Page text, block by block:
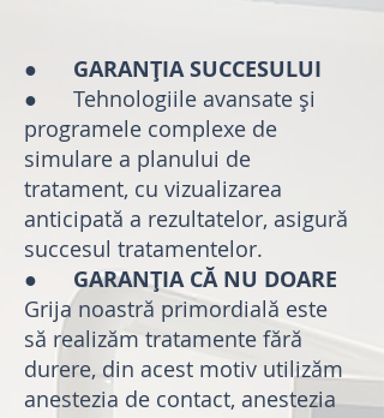
● GARANȚIA SUCCESULUI
● Tehnologiile avansate și
programele complexe de
simulare a planului de
tratament, cu vizualizarea
anticipată a rezultatelor, asigură
succesul tratamentelor.
● GARANȚIA CĂ NU DOARE
Grija noastră primordială este
să realizăm tratamente fără
durere, din acest motiv utilizăm
anestezia de contact, anestezia